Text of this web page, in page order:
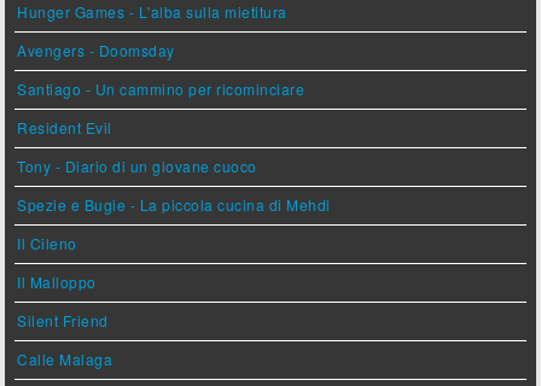
Hunger Games - L'alba sulla mietitura
Avengers - Doomsday
Santiago - Un cammino per ricominciare
Resident Evil
Tony - Diario di un giovane cuoco
Spezie e Bugie - La piccola cucina di Mehdi
Il Cileno
Il Malloppo
Silent Friend
Calle Malaga